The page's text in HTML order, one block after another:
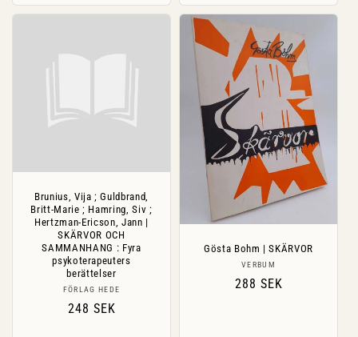
Brunius, Vija ; Guldbrand,
Britt-Marie ; Hamring, Siv ;
Hertzman-Ericson, Jann |
SKÄRVOR OCH
SAMMANHANG : Fyra
psykoterapeuters
berättelser
Säljare:
FÖRLAG HEDE
Ordinarie
248 SEK
Gösta Bohm | SKÄRVOR
Säljare:
VERBUM
Ordinarie
288 SEK